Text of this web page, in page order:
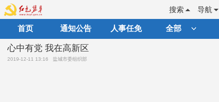
导航
搜索
首页 通知公告 人事任免 全部
心中有党 我在高新区
2019-12-11 13:16 盐城市委组织部